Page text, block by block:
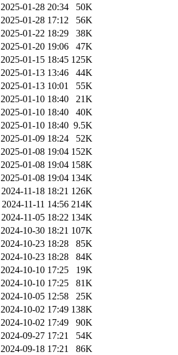
2025-01-28 20:34
50K
2025-01-28 17:12
56K
2025-01-22 18:29
38K
2025-01-20 19:06
47K
2025-01-15 18:45 125K
2025-01-13 13:46
44K
2025-01-13 10:01
55K
2025-01-10 18:40
21K
2025-01-10 18:40
40K
2025-01-10 18:40 9.5K
2025-01-09 18:24
52K
2025-01-08 19:04 152K
2025-01-08 19:04 158K
2025-01-08 19:04 134K
2024-11-18 18:21 126K
2024-11-11 14:56 214K
2024-11-05 18:22 134K
2024-10-30 18:21 107K
2024-10-23 18:28
85K
2024-10-23 18:28
84K
2024-10-10 17:25
19K
2024-10-10 17:25
81K
2024-10-05 12:58
25K
2024-10-02 17:49 138K
2024-10-02 17:49
90K
2024-09-27 17:21
54K
2024-09-18 17:21
86K